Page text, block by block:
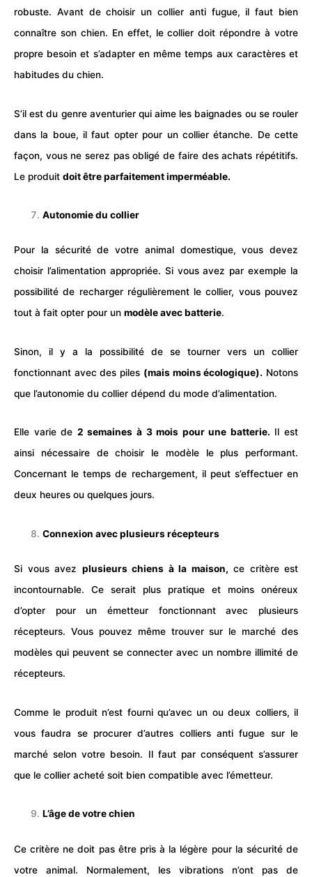
robuste. Avant de choisir un collier anti fugue, il faut bien
connaître son chien. En effet, le collier doit répondre à votre
propre besoin et s’adapter en même temps aux caractères et
habitudes du chien.
S’il est du genre aventurier qui aime les baignades ou se rouler
dans la boue, il faut opter pour un collier étanche. De cette
façon, vous ne serez pas obligé de faire des achats répétitifs.
Le produit doit être parfaitement imperméable.
Autonomie du collier
Pour la sécurité de votre animal domestique, vous devez
choisir l’alimentation appropriée. Si vous avez par exemple la
possibilité de recharger régulièrement le collier, vous pouvez
tout à fait opter pour un modèle avec batterie.
Sinon, il y a la possibilité de se tourner vers un collier
fonctionnant avec des piles (mais moins écologique). Notons
que l’autonomie du collier dépend du mode d’alimentation.
Elle varie de 2 semaines à 3 mois pour une batterie. Il est
ainsi nécessaire de choisir le modèle le plus performant.
Concernant le temps de rechargement, il peut s’effectuer en
deux heures ou quelques jours.
Connexion avec plusieurs récepteurs
Si vous avez plusieurs chiens à la maison, ce critère est
incontournable. Ce serait plus pratique et moins onéreux
d’opter pour un émetteur fonctionnant avec plusieurs
récepteurs. Vous pouvez même trouver sur le marché des
modèles qui peuvent se connecter avec un nombre illimité de
récepteurs.
Comme le produit n’est fourni qu’avec un ou deux colliers, il
vous faudra se procurer d’autres colliers anti fugue sur le
marché selon votre besoin. Il faut par conséquent s’assurer
que le collier acheté soit bien compatible avec l’émetteur.
L’âge de votre chien
Ce critère ne doit pas être pris à la légère pour la sécurité de
votre animal. Normalement, les vibrations n’ont pas de